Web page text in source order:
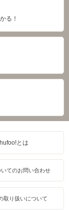
る！
とは
てのお問い合わせ
取り扱いについて